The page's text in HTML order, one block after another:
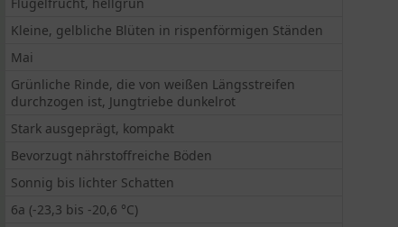
Kleine, gelbliche Blüten in rispenförmigen Ständen
Mai
Grünliche Rinde, die von weißen Längsstreifen
durchzogen ist, Jungtriebe dunkelrot
Stark ausgeprägt, kompakt
Bevorzugt nährstoffreiche Böden
Sonnig bis lichter Schatten
6a (-23,3 bis -20,6 °C)